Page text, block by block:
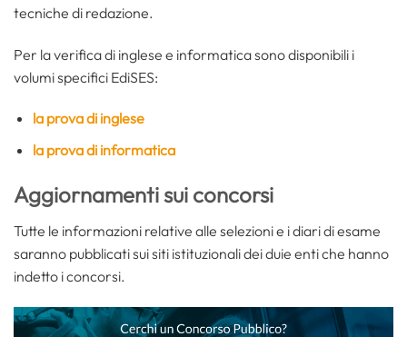
tecniche di redazione.
Per la verifica di inglese e informatica sono disponibili i
volumi specifici EdiSES:
la prova di inglese
la prova di informatica
Aggiornamenti sui concorsi
Tutte le informazioni relative alle selezioni e i diari di esame
saranno pubblicati sui siti istituzionali dei duie enti che hanno
indetto i concorsi.